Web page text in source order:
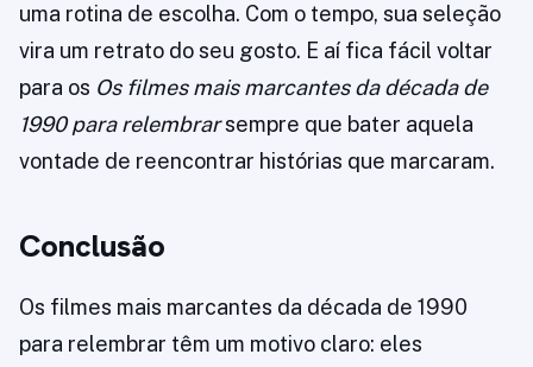
uma rotina de escolha. Com o tempo, sua seleção
vira um retrato do seu gosto. E aí fica fácil voltar
para os Os filmes mais marcantes da década de
1990 para relembrarsempre que bater aquela
vontade de reencontrar histórias que marcaram.
Conclusão
Os filmes mais marcantes da década de 1990
para relembrar têm um motivo claro: eles